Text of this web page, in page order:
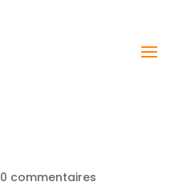
0 commentaires